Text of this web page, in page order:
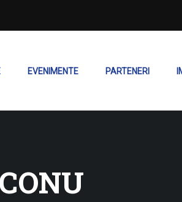
EVENIMENTE PARTENERI